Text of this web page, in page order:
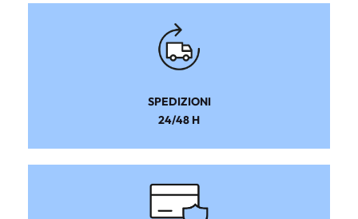
SPEDIZIONI
24/48 H